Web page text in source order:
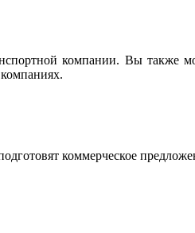
компании. Вы также
коммерческое